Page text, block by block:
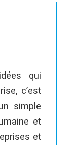
qui
c’est
simple
et
et